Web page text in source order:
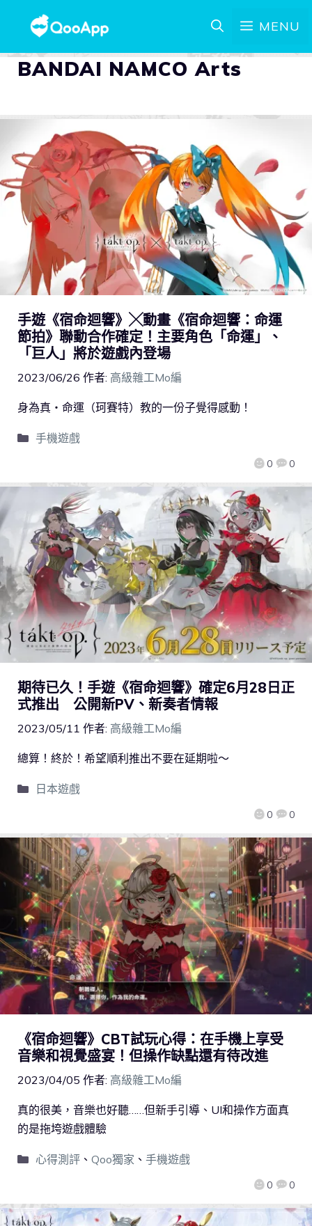
MENU
BANDAI NAMCO Arts
手遊《宿命迴響》╳動畫《宿命迴響：命運
節拍》聯動合作確定！主要角色「命運」、
「巨人」將於遊戲內登場
2023/06/26 作者: 高級雜工Mo編
0 0
身為真‧命運（珂賽特）教的一份子覺得感動！
手機遊戲
期待已久！手遊《宿命迴響》確定6月28日正
式推出 公開新PV、新奏者情報
2023/05/11 作者: 高級雜工Mo編
0 0
總算！終於！希望順利推出不要在延期啦～
日本遊戲
《宿命迴響》CBT試玩心得：在手機上享受
音樂和視覺盛宴！但操作缺點還有待改進
2023/04/05 作者: 高級雜工Mo編
0 0
真的很美，音樂也好聽……但新手引導、UI和操作方面真
的是拖垮遊戲體驗
心得測評、 Qoo獨家 、 手機遊戲